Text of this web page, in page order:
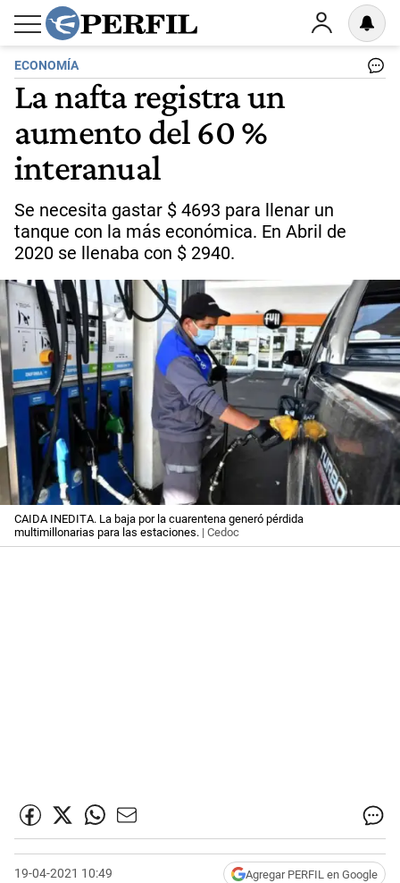
ECONOMÍA
La nafta registra un
aumento del 60 %
interanual
Se necesita gastar $ 4693 para llenar un
tanque con la más económica. En Abril de
2020 se llenaba con $ 2940.
CAIDA INEDITA. La baja por la cuarentena generó pérdida
multimillonarias para las estaciones. | Cedoc
19-04-2021 10:49 Agregar PERFIL en Google